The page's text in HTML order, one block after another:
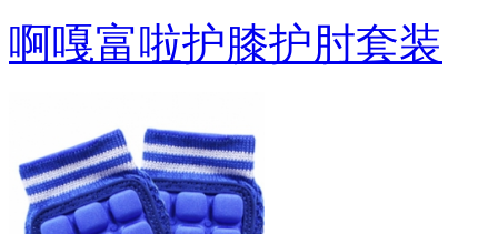
啊嘎富啦护膝护肘套装